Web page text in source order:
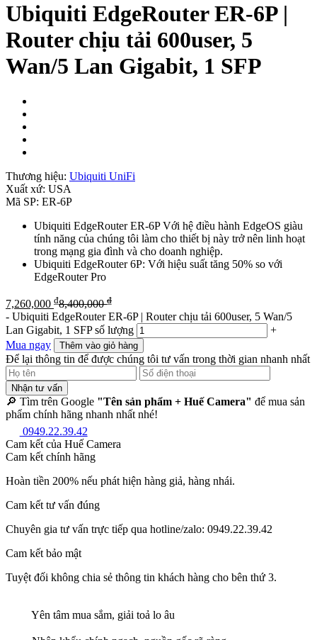
Ubiquiti EdgeRouter ER-6P |
Router chịu tải 600user, 5
Wan/5 Lan Gigabit, 1 SFP
Thương hiệu: Ubiquiti UniFi
Xuất xứ: USA
Mã SP: ER-6P
Ubiquiti EdgeRouter ER-6P Với hệ điều hành EdgeOS giàu
tính năng của chúng tôi làm cho thiết bị này trở nên linh hoạt
trong mạng gia đình và cho doanh nghiệp.
Ubiquiti EdgeRouter 6P: Với hiệu suất tăng 50% so với
EdgeRouter Pro
7,260,000 ₫8,400,000₫
- Ubiquiti EdgeRouter ER-6P | Router chịu tải 600user, 5 Wan/5
Lan Gigabit, 1 SFP số lượng
+
Mua ngay
Thêm vào giỏ hàng
Để lại thông tin để được chúng tôi tư vấn trong thời gian nhanh nhất
Nhận tư vấn
🔎 Tìm trên Google "Tên sản phẩm + Huế Camera" để mua sản
phẩm chính hãng nhanh nhất nhé!
0949.22.39.42
Cam kết của Huế Camera
Cam kết chính hãng
Hoàn tiền 200% nếu phát hiện hàng giả, hàng nhái.
Cam kết tư vấn đúng
Chuyên gia tư vấn trực tiếp qua hotline/zalo: 0949.22.39.42
Cam kết bảo mật
Tuyệt đối không chia sẻ thông tin khách hàng cho bên thứ 3.
Yên tâm mua sắm, giải toả lo âu